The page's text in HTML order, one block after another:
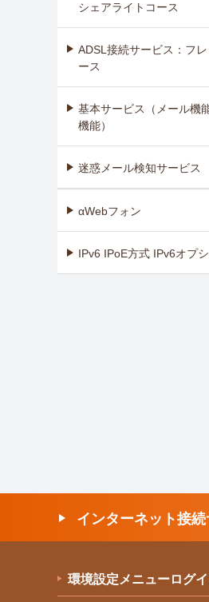
シェアライトコース
ADSL接続サービス：フレ
ース
基本サービス（メール機
機能）
迷惑メール検知サービス
αWebフォン
IPv6 IPoE方式 IPv6オプ
インターネット接
環境設定メニューログ